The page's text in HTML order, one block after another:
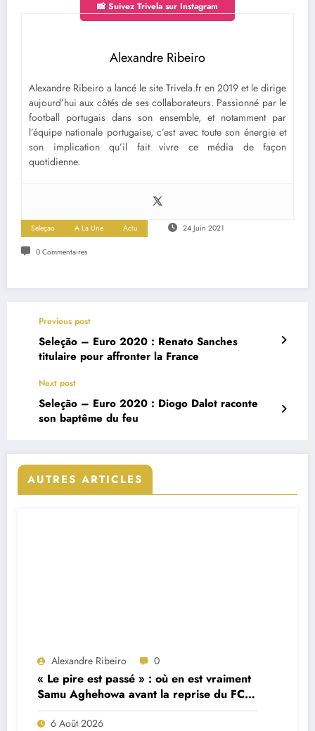
📸 Suivez Trivela sur Instagram
Alexandre Ribeiro
Alexandre Ribeiro a lancé le site Trivela.fr en 2019 et le dirige
aujourd’hui aux côtés de ses collaborateurs. Passionné par le
football portugais dans son ensemble, et notamment par
l’équipe nationale portugaise, c’est avec toute son énergie et
son implication qu’il fait vivre ce média de façon
quotidienne.
Seleçao A La Une Actu 24 Juin 2021
0 Commentaires
Previous post
Seleção – Euro 2020 : Renato Sanches
titulaire pour affronter la France
Next post
Seleção – Euro 2020 : Diogo Dalot raconte
son baptême du feu
AUTRES ARTICLES
Alexandre Ribeiro 0
« Le pire est passé » : où en est vraiment
Samu Aghehowa avant la reprise du FC
Porto ?
6 Août 2026